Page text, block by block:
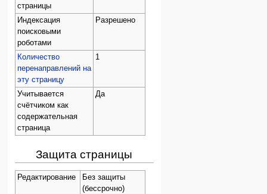
страницы
Индексация
поисковыми
роботами
Разрешено
Количество
перенаправлений на
эту страницу
1
Учитывается
счётчиком как
содержательная
страница
Да
Защита страницы
Редактирование
Без защиты
(бессрочно)